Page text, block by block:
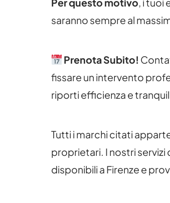
saranno sempre al
Prenota Subito!
fissare un intervento
riporti efficienza e
Tutti i marchi citati
proprietari. I nostri servizi
disponibili a Firenze e